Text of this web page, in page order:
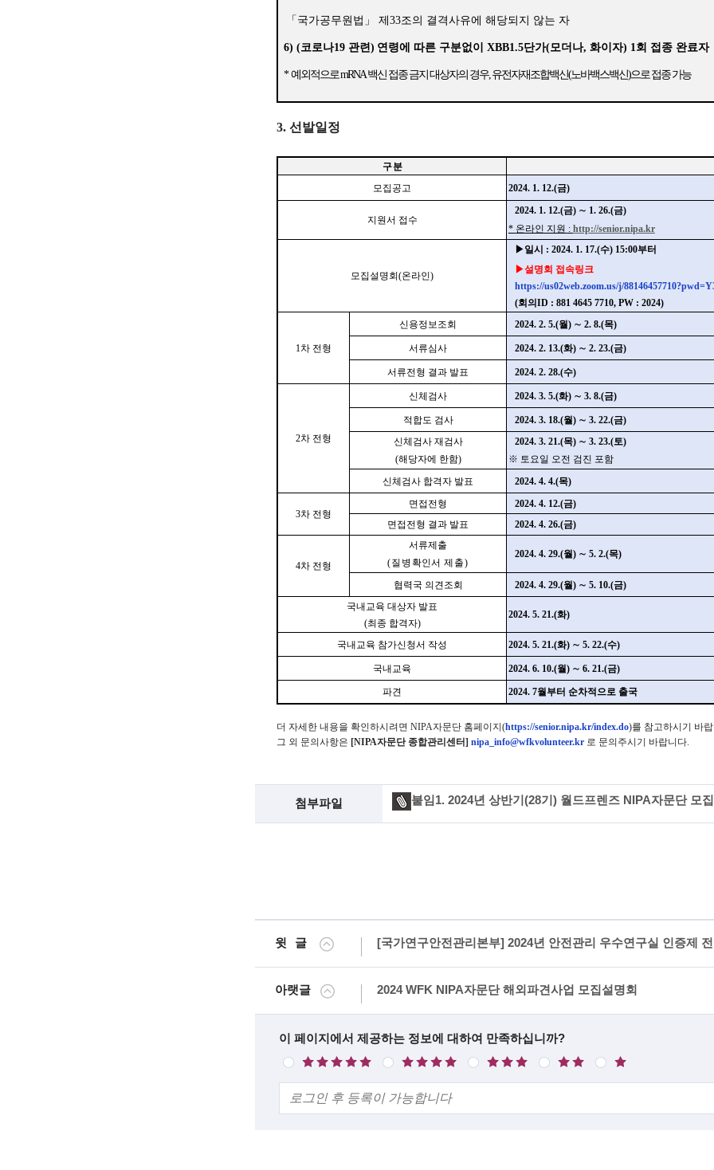
「 국가공무원법 」 제 33조의 결격사유에 해당되지 않는 자
6) (코로나19 관련) 연령에 따른 구분없이 XBB1.5단가(모더나, 화이자) 1회 접종 완료자
*예외적으로mRNA백신 접종 금지 대상자의 경우,유전자재조합백신(노바백스백신)으로 접종 가능
3. 선발일정
구분
모집공고
2024. 1. 12.(금)
지원서 접수
2024. 1. 12.(금) ∼ 1. 26.(금)
* 온라인 지원 : http://senior.nipa.kr
모집설명회 (온라인)
▶일시 : 2024. 1. 17.(수) 15:00부터
▶설명회 접속링크
https://us02web.zoom.us/j/
(회의ID : 881 4645 7710, PW : 2024)
1차 전형
신용정보조회 2024. 2. 5.(월) ∼2. 8.(목)
서류심사 2024. 2. 13.(화) ∼2. 23.(금)
서류전형 결과 발표 2024. 2. 28.(수)
2차 전형
신체검사 2024. 3. 5.(화) ∼3. 8.(금)
적합도 검사 2024. 3. 18.(월) ∼3. 22.(금)
신체검사 재검사
(해당자에 한함)
2024. 3. 21.(목) ∼3. 23.(토)
※ 토요일 오전 검진 포함
신체검사 합격자 발표
2024. 4. 4.(목)
3차 전형
면접전형 2024. 4. 12.(금)
면접전형 결과 발표
2024. 4. 26.(금)
4차 전형
서류제출
(질병 확인서 제출)
2024. 4. 29.(월) ∼5. 2.(목)
협력국 의견조회 2024. 4. 29.(월) ∼5. 10.(금)
국내교육 대상자 발표
(최종 합격자)
2024. 5. 21.(화)
국내교육 참가신청서 작성 2024. 5. 21.(화) ∼ 5. 22.(수)
국내교육 2024. 6. 10.(월) ∼ 6. 21.(금)
파견 2024. 7월부터 순차적으로 출국
더 자세한 내용을 확인하시려면 NIPA자문단 홈페이지(https://senior.nipa.kr/index.do)를 참고하시기 바
그 외 문의사항은 [NIPA자문단 종합관리센터] nipa_info@wfkvolunteer.kr 로 문의주시기 바랍니다.
첨부파일 붙임1. 2024년 상반기(28기) 월드프렌즈 NIPA자문단 모
윗글 [국가연구안전관리본부] 2024년 안전관리 우수연구실 인증제
아랫글 2024 WFK NIPA자문단 해외파견사업 모집설명회
이 페이지에서 제공하는 정보에 대하여 만족하십니까?
우
만
족
족
통
만
우
불
한
줄